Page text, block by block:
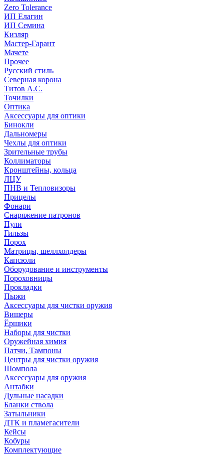
Zero Tolerance
ИП Елагин
ИП Семина
Кизляр
Мастер-Гарант
Мачете
Прочее
Русский стиль
Северная корона
Титов А.С.
Точилки
Оптика
Аксессуары для оптики
Бинокли
Дальномеры
Чехлы для оптики
Зрительные трубы
Коллиматоры
Кронштейны, кольца
ЛЦУ
ПНВ и Тепловизоры
Прицелы
Фонари
Снаряжение патронов
Пули
Гильзы
Порох
Матрицы, шеллхолдеры
Капсюли
Оборудование и инструменты
Пороховницы
Прокладки
Пыжи
Аксессуары для чистки оружия
Вишеры
Ёршики
Наборы для чистки
Оружейная химия
Патчи, Тампоны
Центры для чистки оружия
Шомпола
Аксессуары для оружия
Антабки
Дульные насадки
Бланки ствола
Затыльники
ДТК и пламегасители
Кейсы
Кобуры
Комплектующие